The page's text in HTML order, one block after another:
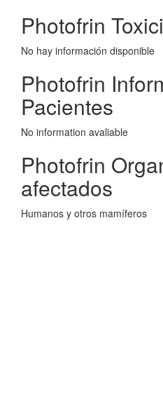
Photofrin
No hay información disponible
Photofrin
Pacientes
No information avaliable
Photofrin
afectados
Humanos y otros mamíferos